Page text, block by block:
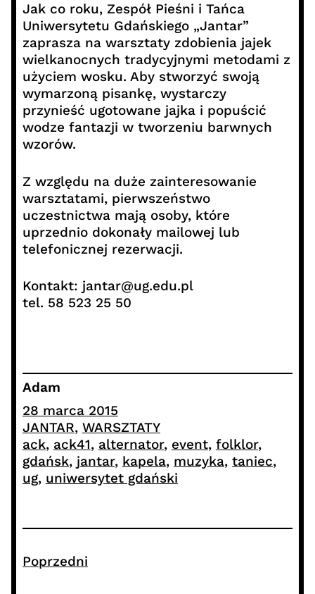
Jak co roku, Zespół Pieśni i Tańca
Uniwersytetu Gdańskiego „Jantar”
zaprasza na warsztaty zdobienia jajek
wielkanocnych tradycyjnymi metodami z
użyciem wosku. Aby stworzyć swoją
wymarzoną pisankę, wystarczy
przynieść ugotowane jajka i popuścić
wodze fantazji w tworzeniu barwnych
wzorów.
Z względu na duże zainteresowanie
warsztatami, pierwszeństwo
uczestnictwa mają osoby, które
uprzednio dokonały mailowej lub
telefonicznej rezerwacji.
Kontakt: jantar@ug.edu.pl
tel. 58 523 25 50
Adam
28 marca 2015
JANTAR, WARSZTATY
ack, ack41, alternator, event, folklor ,
gdańsk, jantar, kapela, muzyka, taniec ,
ug, uniwersytet gdański
Poprzedni